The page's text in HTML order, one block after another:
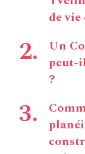
de
Un
peut-
?